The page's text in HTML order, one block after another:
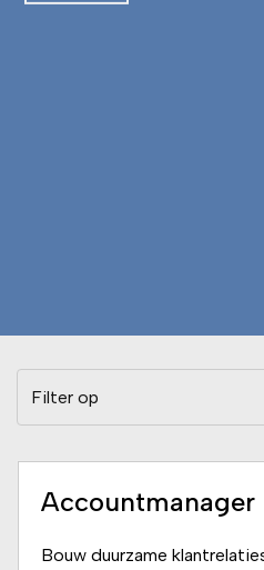
Filter op
Accountmanager
Bouw duurzame